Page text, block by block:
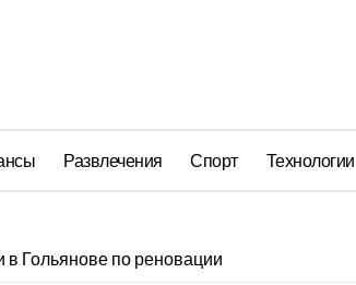
дну
фонда «защитники отечества»
услуги по вопросам военной службы
Развлечения Спорт Технологии
в Гольянове по реновации